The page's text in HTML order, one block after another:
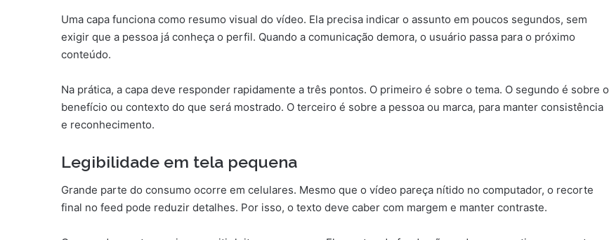
Uma capa funciona como resumo visual do vídeo. Ela precisa indicar o assunto em poucos segundos, sem
exigir que a pessoa já conheça o perfil. Quando a comunicação demora, o usuário passa para o próximo
conteúdo.
Na prática, a capa deve responder rapidamente a três pontos. O primeiro é sobre o tema. O segundo é sobre o
benefício ou contexto do que será mostrado. O terceiro é sobre a pessoa ou marca, para manter consistência
e reconhecimento.
Legibilidade em tela pequena
Grande parte do consumo ocorre em celulares. Mesmo que o vídeo pareça nítido no computador, o recorte
final no feed pode reduzir detalhes. Por isso, o texto deve caber com margem e manter contraste.